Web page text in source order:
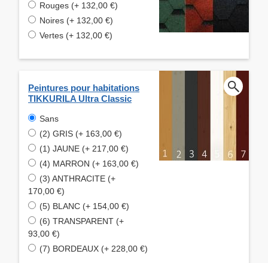
Rouges (+ 132,00 €)
Noires (+ 132,00 €)
Vertes (+ 132,00 €)
Peintures pour habitations
TIKKURILA Ultra Classic
Sans
(2) GRIS (+ 163,00 €)
(1) JAUNE (+ 217,00 €)
(4) MARRON (+ 163,00 €)
(3) ANTHRACITE (+
170,00 €)
(5) BLANC (+ 154,00 €)
(6) TRANSPARENT (+
93,00 €)
(7) BORDEAUX (+ 228,00 €)